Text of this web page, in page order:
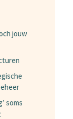
jouw
soms